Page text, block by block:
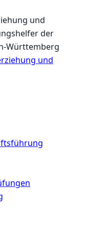
und
der
Württemberg